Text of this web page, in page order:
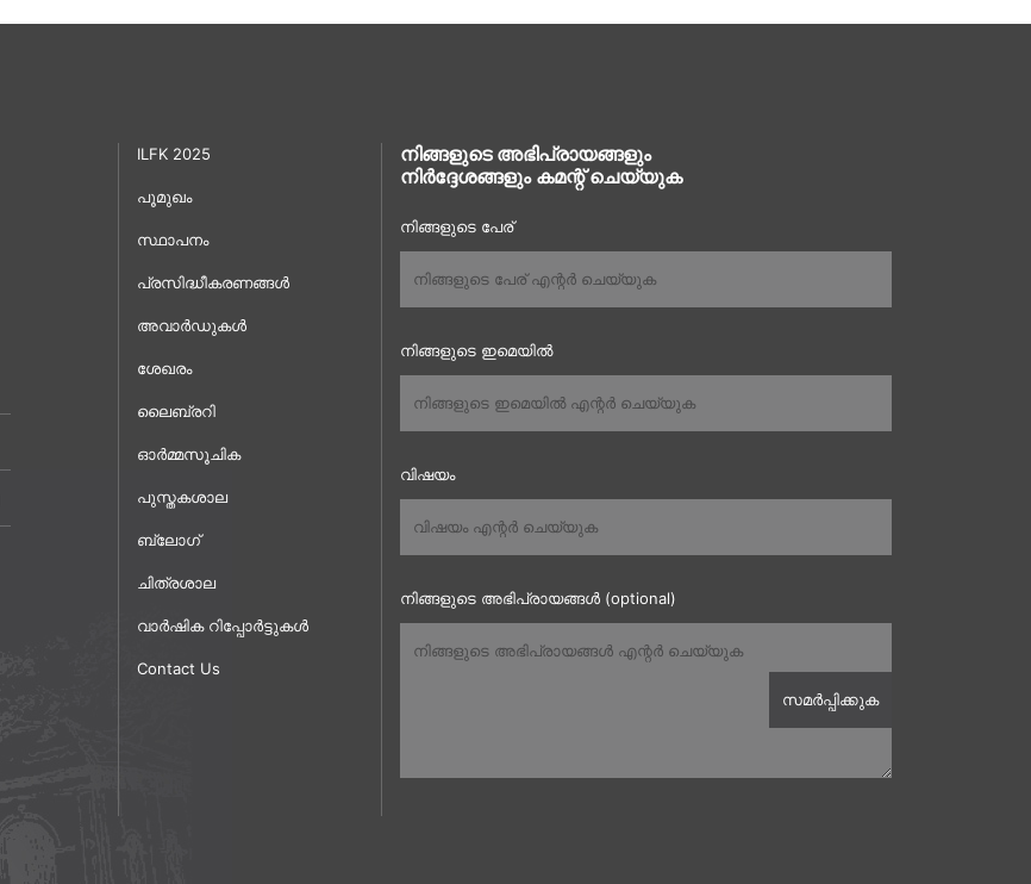
ILFK 2025
പൂമുഖം
സ്ഥാപനം
പ്രസിദ്ധീകരണങ്ങൾ
അവാർഡുകൾ
ശേഖരം
ലൈബ്രറി
ഓർമ്മസൂചിക
പുസ്തകശാല
ബ്ലോഗ്
ചിത്രശാല
വാർഷിക റിപ്പോർട്ടുകൾ
Contact Us
നിങ്ങളുടെ അഭിപ്രായങ്ങളും
നിർദ്ദേശങ്ങളും കമന്റ് ചെയ്യുക
നിങ്ങളുടെ പേര്
നിങ്ങളുടെ ഇമെയിൽ
വിഷയം
നിങ്ങളുടെ അഭിപ്രായങ്ങൾ (optional)